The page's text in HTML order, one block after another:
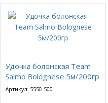
Удочка болонская Team
Salmo Bolognese 5м/200гр
Артикул: 5550-500